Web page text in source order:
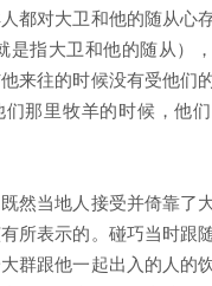
都对大卫和他的随从心
是指大卫和他的随从）
来往的时候没有受他们
那里牧羊的时候，他
然当地人接受并倚靠了
所表示的。碰巧当时跟
群跟他一起出入的人的